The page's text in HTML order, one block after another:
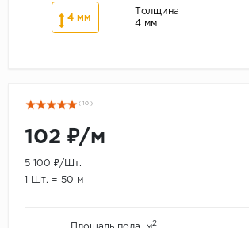
4 мм
Толщина
4 мм
( 10 )
102 ₽/м
5 100 ₽/Шт.
1 Шт. = 50 м
2